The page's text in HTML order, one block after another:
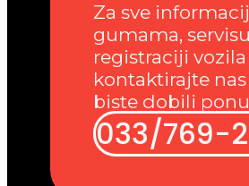
Za sve
gumama,
registraciji vozila
kontaktirajte
biste dobili
033/769-